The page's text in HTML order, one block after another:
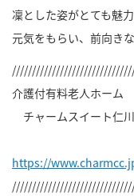
凜とした姿がとても魅力
元気をもらい、前向き
介護付有料老人ホーム
チャームスイート仁
https://